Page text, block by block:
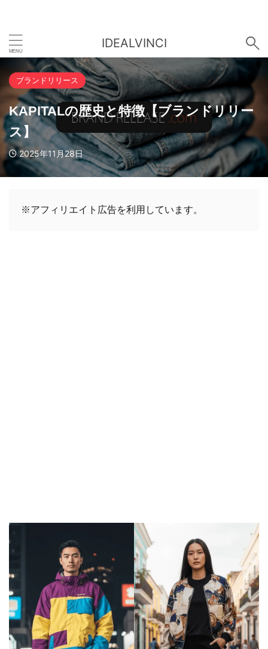
IDEALVINCI
ブランドリリース
KAPITALの歴史と特徴【ブランドリリー
ス】
2025年11月28日
※アフィリエイト広告を利用しています。